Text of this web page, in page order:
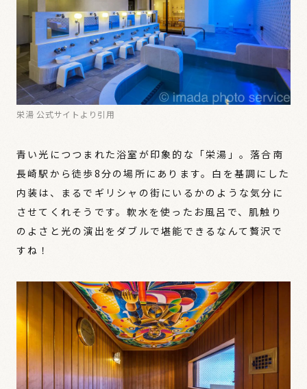
栄湯 公式サイトより引用
青い光につつまれた浴室が印象的な「栄湯」。落合南
長崎駅から徒歩8分の場所にあります。白を基調にした
内装は、まるでギリシャの街にいるかのような気分に
させてくれそうです。軟水を使ったお風呂で、肌触り
のよさと光の演出をダブルで堪能できるなんて贅沢で
すね！